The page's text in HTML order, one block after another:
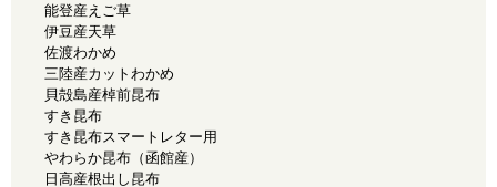
能登産えご草
伊豆産天草
佐渡わかめ
三陸産カットわかめ
貝殻島産棹前昆布
すき昆布
すき昆布スマートレター用
やわらか昆布（函館産）
日高産根出し昆布